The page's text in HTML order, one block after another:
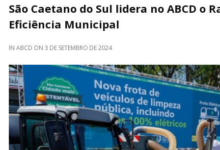
São Caetano do Sul lidera no ABCD o
Eficiência Municipal
IN ABCD ON 3 DE SETEMBRO DE 2024